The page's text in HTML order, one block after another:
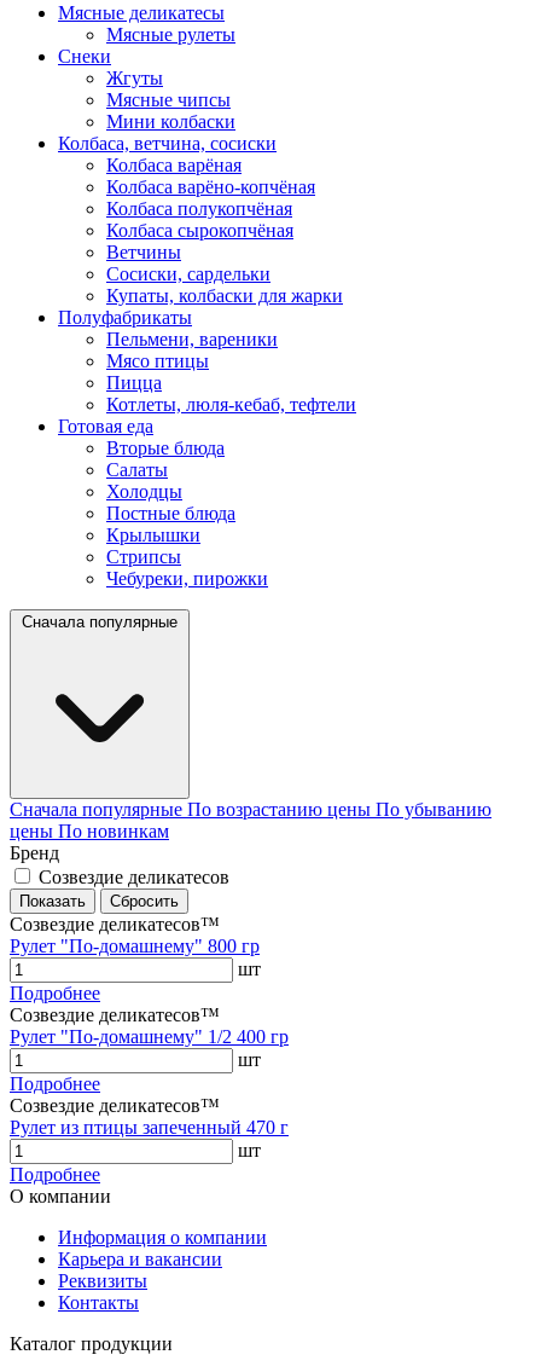
Мясные деликатесы
Мясные рулеты
Снеки
Жгуты
Мясные чипсы
Мини колбаски
Колбаса, ветчина, сосиски
Колбаса варёная
Колбаса варёно-копчёная
Колбаса полукопчёная
Колбаса сырокопчёная
Ветчины
Сосиски, сардельки
Купаты, колбаски для жарки
Полуфабрикаты
Пельмени, вареники
Мясо птицы
Пицца
Котлеты, люля-кебаб, тефтели
Готовая еда
Вторые блюда
Салаты
Холодцы
Постные блюда
Крылышки
Стрипсы
Чебуреки, пирожки
Сначала популярные
Сначала популярные По возрастанию цены По убыванию
цены По новинкам
Бренд
Созвездие деликатесов
Созвездие деликатесов™
Рулет "По-домашнему" 800 гр
шт
Подробнее
Созвездие деликатесов™
Рулет "По-домашнему" 1/2 400 гр
шт
Подробнее
Созвездие деликатесов™
Рулет из птицы запеченный 470 г
шт
Подробнее
О компании
Информация о компании
Карьера и вакансии
Реквизиты
Контакты
Каталог продукции